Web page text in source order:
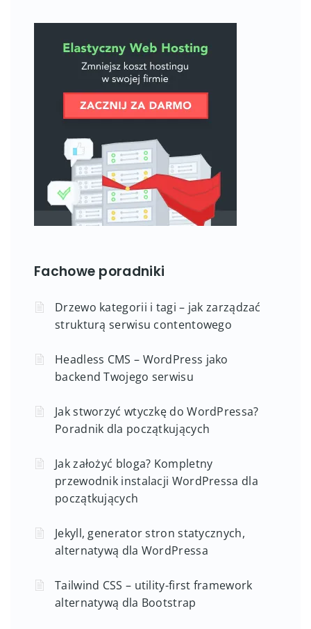
Fachowe poradniki
Drzewo kategorii i tagi – jak zarządzać
strukturą serwisu contentowego
Headless CMS – WordPress jako
backend Twojego serwisu
Jak stworzyć wtyczkę do WordPressa?
Poradnik dla początkujących
Jak założyć bloga? Kompletny
przewodnik instalacji WordPressa dla
początkujących
Jekyll, generator stron statycznych,
alternatywą dla WordPressa
Tailwind CSS – utility-first framework
alternatywą dla Bootstrap